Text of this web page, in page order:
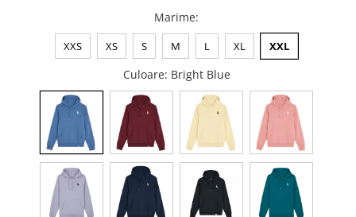
Marime:
XXS XS S M L XL XXL
Culoare: Bright Blue